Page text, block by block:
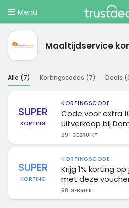
Menu
Maaltijdservice
Alle (7) Kortingscodes (7) Deals (
SUPER
KORTING
KORTINGSCODE
Code voor extra
uitverkoop bij
291 GEBRUIKT
SUPER
KORTING
KORTINGSCODE
Krijg 1% korting
met deze
98 GEBRUIKT